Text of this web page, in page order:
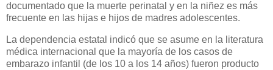
documentado que la muerte perinatal y en la niñez es más
frecuente en las hijas e hijos de madres adolescentes.
La dependencia estatal indicó que se asume en la literatura
médica internacional que la mayoría de los casos de
embarazo infantil (de los 10 a los 14 años) fueron producto